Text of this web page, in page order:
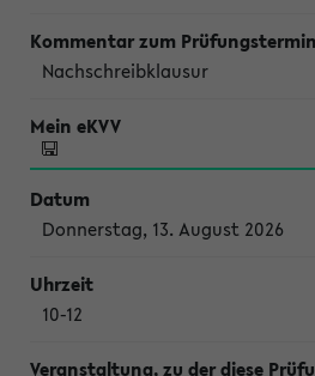
Nachschreibklausur
Donnerstag, 13. August 2026
10-12